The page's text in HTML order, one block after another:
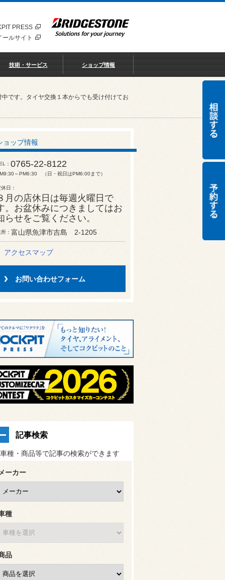
PRESS
ルサイト
技術・サービス ショップ情報
です。タイヤ交換１本からでも受け付けてお
ョップ情報
0765-22-8122
～PM6:30 （日・祝日はPM6:00まで）
日
月の店休日は毎週火曜日で
。お盆休みにつきましてはお
らせをご覧ください。
所 富山県魚津市吉島 2-1205
アクセスマップ
お問い合わせフォーム
記事検索
種・商品等で記事の検索ができます
ーカー
種
品